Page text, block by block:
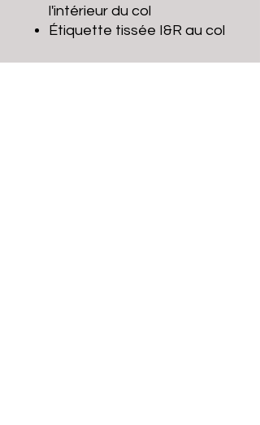
l'intérieur du col
Étiquette tissée I&R au col